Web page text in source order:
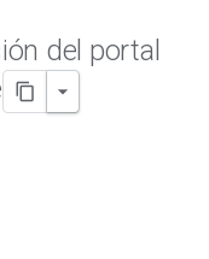
del portal